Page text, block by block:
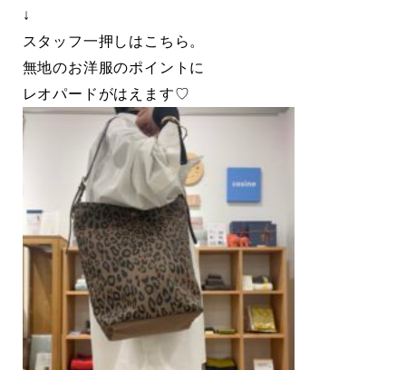
↓
スタッフ一押しはこちら。
無地のお洋服のポイントに
レオパードがはえます♡